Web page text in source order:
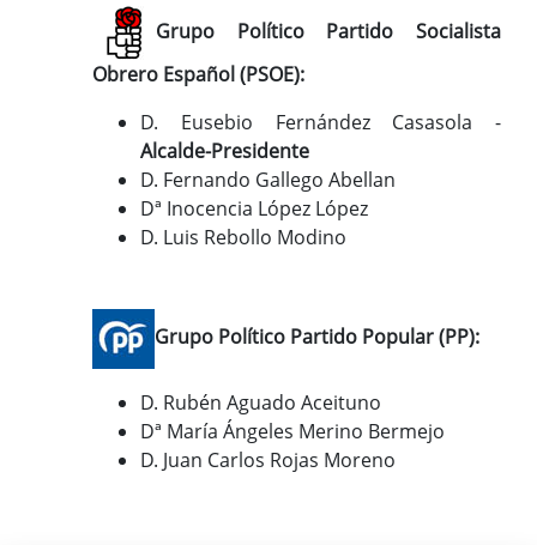
Gastronomía
Turismo
Correo-e gratis
Códigos para FACe
Grupo Político Partido Socialista
Obrero Español (PSOE):
D. Eusebio Fernández Casasola -
Alcalde-Presidente
D. Fernando Gallego Abellan
Dª Inocencia López López
D. Luis Rebollo Modino
Grupo Político Partido Popular (PP):
D. Rubén Aguado Aceituno
Dª María Ángeles Merino Bermejo
D. Juan Carlos Rojas Moreno